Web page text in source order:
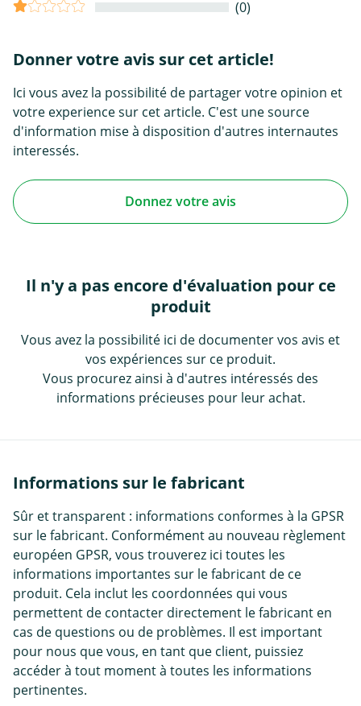
(0)
Donner votre avis sur cet article!
Ici vous avez la possibilité de partager votre opinion et
votre experience sur cet article. C'est une source
d'information mise à disposition d'autres internautes
interessés.
Donnez votre avis
Il n'y a pas encore d'évaluation pour ce
produit
Vous avez la possibilité ici de documenter vos avis et
vos expériences sur ce produit.
Vous procurez ainsi à d'autres intéressés des
informations précieuses pour leur achat.
Informations sur le fabricant
Sûr et transparent : informations conformes à la GPSR
sur le fabricant. Conformément au nouveau règlement
européen GPSR, vous trouverez ici toutes les
informations importantes sur le fabricant de ce
produit. Cela inclut les coordonnées qui vous
permettent de contacter directement le fabricant en
cas de questions ou de problèmes. Il est important
pour nous que vous, en tant que client, puissiez
accéder à tout moment à toutes les informations
pertinentes.